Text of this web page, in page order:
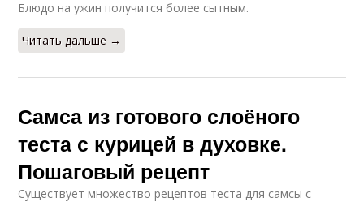
Блюдо на ужин получится более сытным.
Читать дальше →
Самса из готового слоёного
теста с курицей в духовке.
Пошаговый рецепт
Существует множество рецептов теста для самсы с